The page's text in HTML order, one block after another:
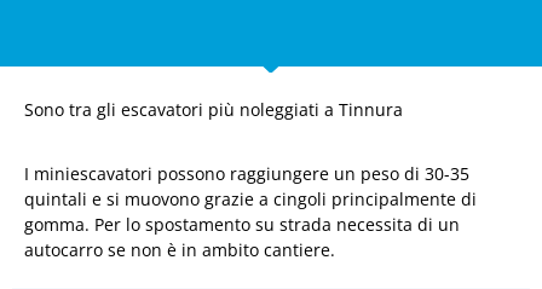
Sono tra gli escavatori più noleggiati a Tinnura
I miniescavatori possono raggiungere un peso di 30-35
quintali e si muovono grazie a cingoli principalmente di
gomma. Per lo spostamento su strada necessita di un
autocarro se non è in ambito cantiere.